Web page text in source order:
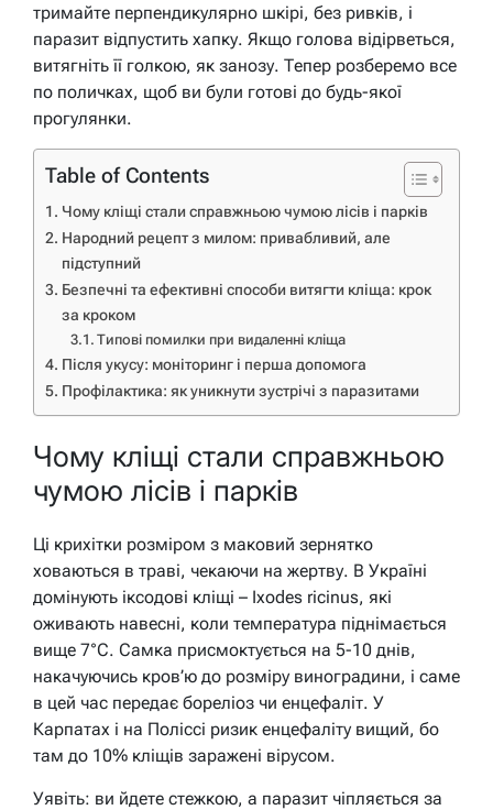
тримайте перпендикулярно шкірі, без ривків, і
паразит відпустить хапку. Якщо голова відірветься,
витягніть її голкою, як занозу. Тепер розберемо все
по поличках, щоб ви були готові до будь-якої
прогулянки.
Table of Contents
Чому кліщі стали справжньою чумою лісів і парків
Народний рецепт з милом: привабливий, але
підступний
Безпечні та ефективні способи витягти кліща: крок
за кроком
Типові помилки при видаленні кліща
Після укусу: моніторинг і перша допомога
Профілактика: як уникнути зустрічі з паразитами
Чому кліщі стали справжньою
чумою лісів і парків
Ці крихітки розміром з маковий зернятко
ховаються в траві, чекаючи на жертву. В Україні
домінують іксодові кліщі – Ixodes ricinus, які
оживають навесні, коли температура піднімається
вище 7°C. Самка присмоктується на 5-10 днів,
накачуючись кров’ю до розміру виноградини, і саме
в цей час передає бореліоз чи енцефаліт. У
Карпатах і на Поліссі ризик енцефаліту вищий, бо
там до 10% кліщів заражені вірусом.
Уявіть: ви йдете стежкою, а паразит чіпляється за